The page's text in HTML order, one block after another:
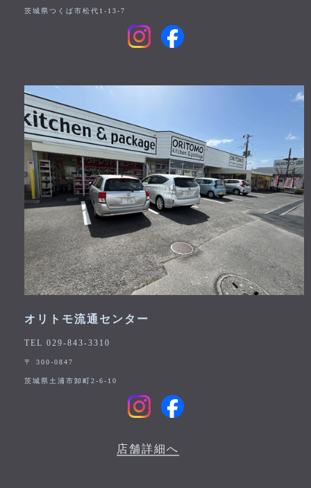
茨城県つくば市松代1-13-7
オリトモ流通センター
TEL 029-843-3310
〒 300-0847
茨城県土浦市卸町2-6-10
店舗詳細へ